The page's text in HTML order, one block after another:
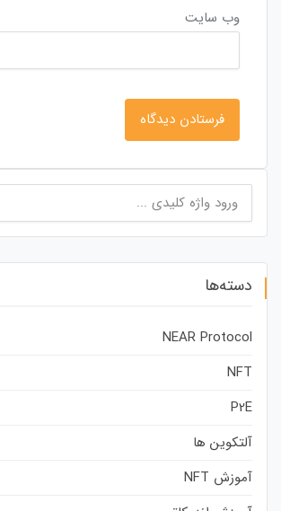
وب‌ سایت
برای:
دسته‌ها
NEAR Protocol
NFT
P2E
آلتکوین ها
آموزش NFT